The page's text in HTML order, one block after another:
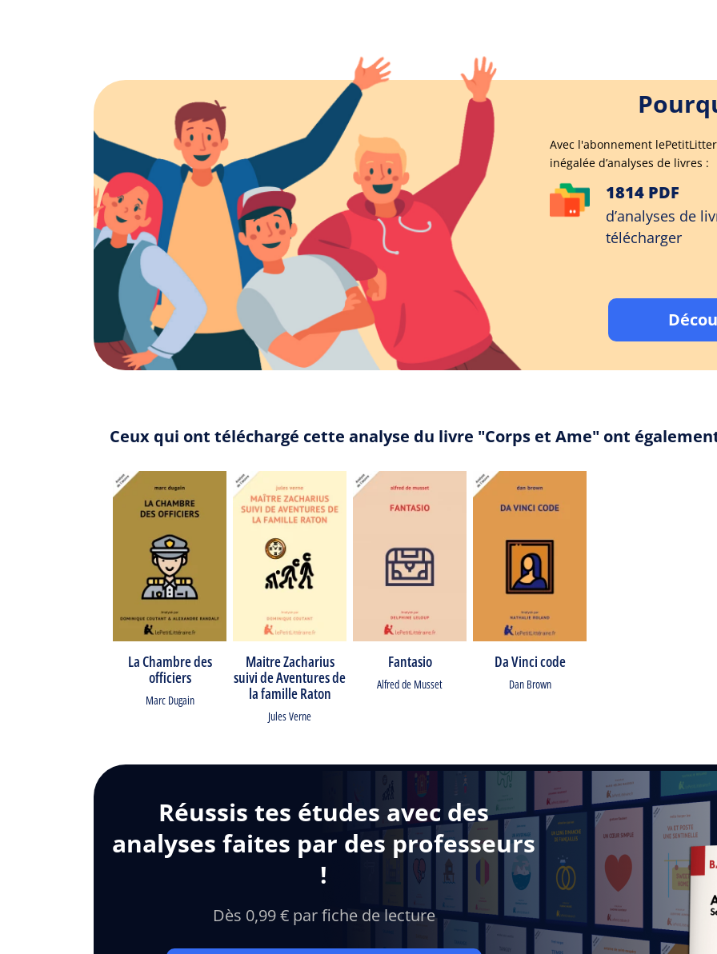
Avec l'abonnement
inégalée d’analyses de livres :
1814 PDF
d’analyses de
télécharger
Ceux qui ont téléchargé cette analyse du livre "Corps et Ame" ont
La Chambre des
officiers
Marc Dugain
Maitre Zacharius
suivi de Aventures de
la famille Raton
Jules Verne
Fantasio
Alfred de Musset
Da Vinci code
Dan Brown
Réussis tes études avec des
analyses faites par des professeurs
!
Dès 0,99 € par fiche de lecture